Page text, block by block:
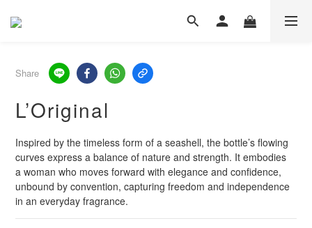
Share
L’Original
Inspired by the timeless form of a seashell, the bottle’s flowing
curves express a balance of nature and strength. It embodies
a woman who moves forward with elegance and confidence,
unbound by convention, capturing freedom and independence
in an everyday fragrance.